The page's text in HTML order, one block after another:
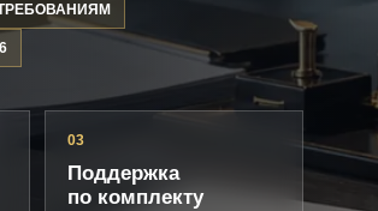
03
Поддержка
по комплекту